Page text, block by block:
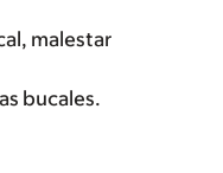
malestar
bucales.